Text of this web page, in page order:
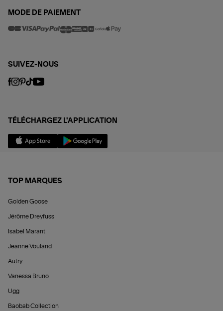
MODE DE PAIEMENT
SUIVEZ-NOUS
TÉLÉCHARGEZ L'APPLICATION
TOP MARQUES
Golden Goose
Jérôme Dreyfuss
Isabel Marant
Jeanne Vouland
Autry
Vanessa Bruno
Ugg
Baobab Collection